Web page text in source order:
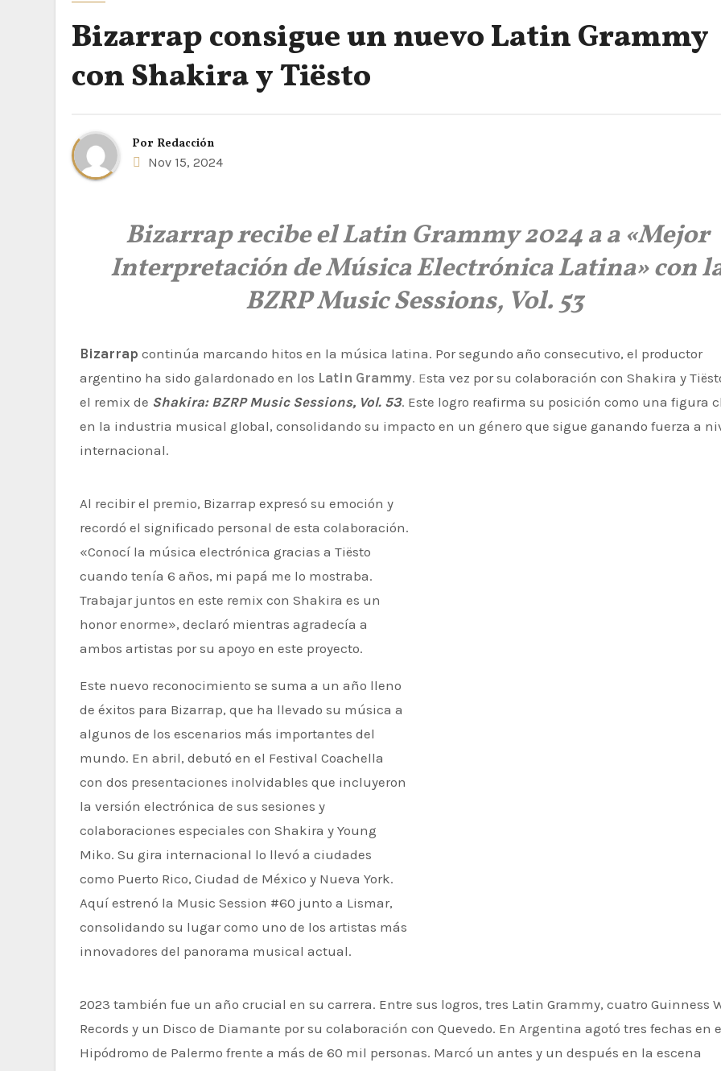
Bizarrap consigue un nuevo Latin Grammy
con Shakira y Tiësto
Por Redacción
Nov 15, 2024
Bizarrap recibe el Latin Grammy 2024 aa «Mejor
Interpretación de Música Electrónica Latina»con
BZRP Music Sessions, Vol. 53
Bizarrap continúa marcando hitos en la música latina. Por segundo año consecutivo, el productor
argentino ha sido galardonado en los Latin Grammy. Esta vez por su colaboración con Shakira y
el remix de Shakira: BZRP Music Sessions, Vol. 53. Este logro reafirma su posición como una figura
en la industria musical global, consolidando su impacto en un género que sigue ganando fuerza a
internacional.
Al recibir el premio, Bizarrap expresó su emoción y
recordó el significado personal de esta colaboración.
«Conocí la música electrónica gracias a Tiësto
cuando tenía 6 años, mi papá me lo mostraba.
Trabajar juntos en este remix con Shakira es un
honor enorme», declaró mientras agradecía a
ambos artistas por su apoyo en este proyecto.
Este nuevo reconocimiento se suma a un año lleno
de éxitos para Bizarrap, que ha llevado su música a
algunos de los escenarios más importantes del
mundo. En abril, debutó en el Festival Coachella
con dos presentaciones inolvidables que incluyeron
la versión electrónica de sus sesiones y
colaboraciones especiales con Shakira y Young
Miko. Su gira internacional lo llevó a ciudades
como Puerto Rico, Ciudad de México y Nueva York.
Aquí estrenó la Music Session #60 junto a Lismar,
consolidando su lugar como uno de los artistas más
innovadores del panorama musical actual.
2023 también fue un año crucial en su carrera. Entre sus logros, tres Latin Grammy, cuatro Guinness World
Records y un Disco de Diamante por su colaboración con Quevedo. En Argentina agotó tres fechas en
Hipódromo de Palermo frente a más de 60 mil personas. Marcó un antes y un después en la escena